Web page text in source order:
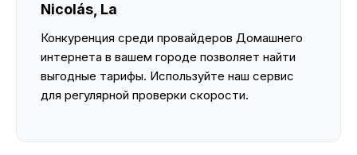
Nicolás, La
Конкуренция среди провайдеров Домашнего
интернета в вашем городе позволяет найти
выгодные тарифы. Используйте наш сервис
для регулярной проверки скорости.